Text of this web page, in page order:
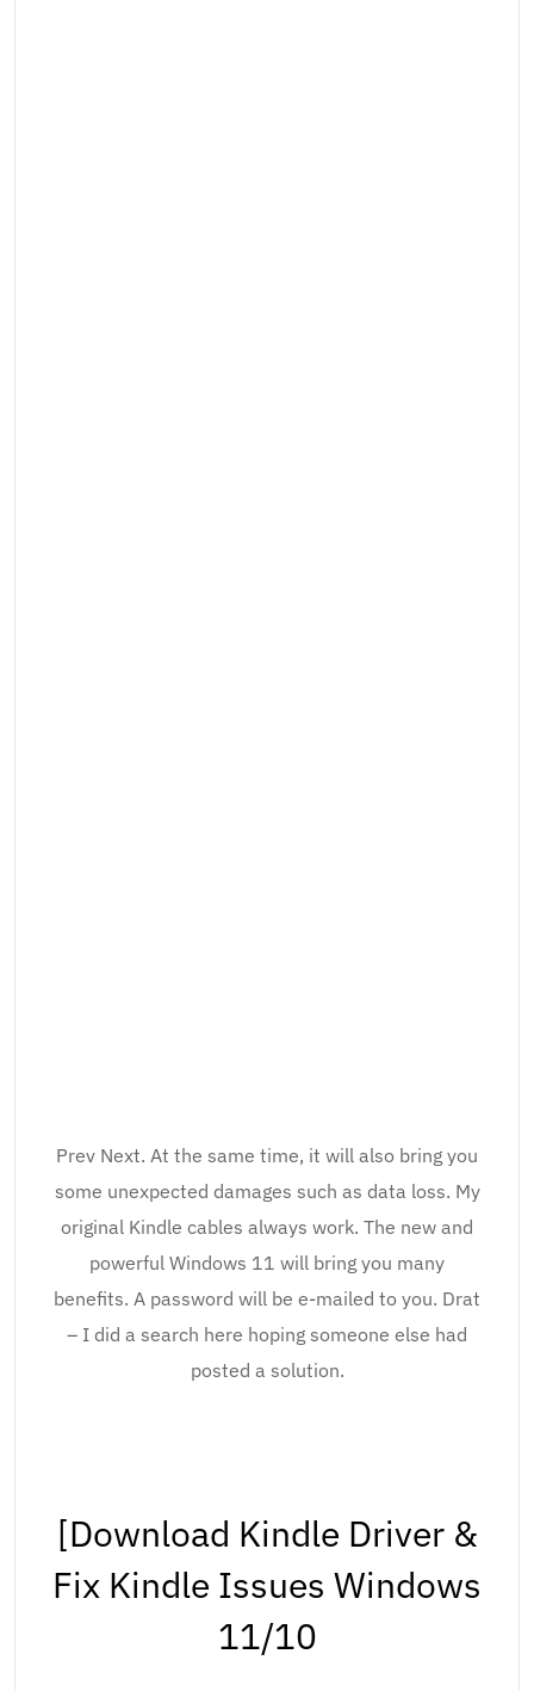
Prev Next. At the same time, it will also bring you
some unexpected damages such as data loss. My
original Kindle cables always work. The new and
powerful Windows 11 will bring you many
benefits. A password will be e-mailed to you. Drat
– I did a search here hoping someone else had
posted a solution.
[Download Kindle Driver &
Fix Kindle Issues Windows
11/10